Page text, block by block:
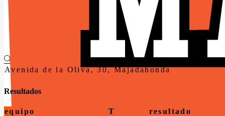
Avenida de la Oliva, 30, Majadahonda
Resultados
equipo T
resultado